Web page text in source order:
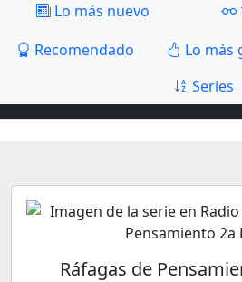
Lo más nuevo
Recomendado
Lo más
Series
Ráfagas de